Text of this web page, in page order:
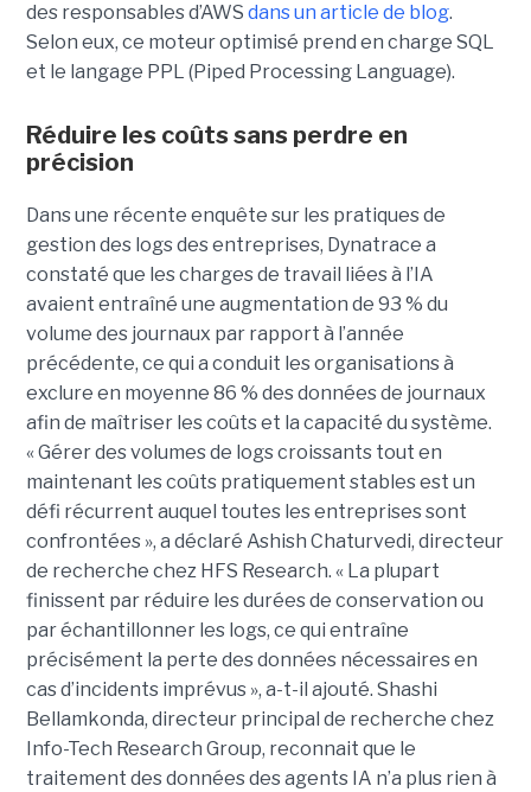
des responsables d’AWS dans un article de blog.
Selon eux, ce moteur optimisé prend en charge SQL
et le langage PPL (Piped Processing Language).
Réduire les coûts sans perdre en
précision
Dans une récente enquête sur les pratiques de
gestion des logs des entreprises, Dynatrace a
constaté que les charges de travail liées à l’IA
avaient entraîné une augmentation de 93 % du
volume des journaux par rapport à l’année
précédente, ce qui a conduit les organisations à
exclure en moyenne 86 % des données de journaux
afin de maîtriser les coûts et la capacité du système.
« Gérer des volumes de logs croissants tout en
maintenant les coûts pratiquement stables est un
défi récurrent auquel toutes les entreprises sont
confrontées », a déclaré Ashish Chaturvedi, directeur
de recherche chez HFS Research. « La plupart
finissent par réduire les durées de conservation ou
par échantillonner les logs, ce qui entraîne
précisément la perte des données nécessaires en
cas d’incidents imprévus », a-t-il ajouté. Shashi
Bellamkonda, directeur principal de recherche chez
Info-Tech Research Group, reconnait que le
traitement des données des agents IA n’a plus rien à